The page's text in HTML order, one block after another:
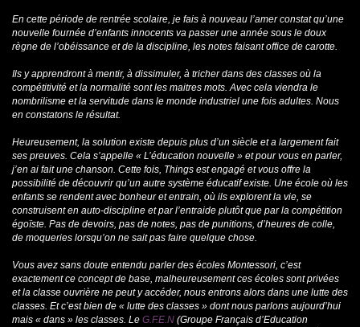
En cette période de rentrée scolaire, je fais à nouveau l’amer constat qu’une
nouvelle fournée d’enfants innocents va passer une année sous le doux
règne de l’obéissance et de la discipline, les notes faisant office de carotte.
Ils y apprendront à mentir, à dissimuler, à tricher dans des classes où la
compétitivité et la normalité sont les maitres mots. Avec cela viendra le
nombrilisme et la servitude dans le monde industriel une fois adultes. Nous
en constatons le résultat.
Heureusement, la solution existe depuis plus d’un siècle et a largement fait
ses preuves. Cela s’appelle « L’éducation nouvelle » et pour vous en parler,
j’en ai fait une chanson. Cette fois, Things est engagé et vous offre la
possibilité de découvrir qu’un autre système éducatif existe. Une école où les
enfants se rendent avec bonheur et entrain, où ils explorent la vie, se
construisent en auto-discipline et par l’entraide plutôt que par la compétition
égoïste. Pas de devoirs, pas de notes, pas de punitions, d’heures de colle,
de moqueries lorsqu’on ne sait pas faire quelque chose.
Vous avez sans doute entendu parler des écoles Montessori, c’est
exactement ce concept de base, malheureusement ces écoles sont privées
et la classe ouvrière ne peut y accéder, nous entrons alors dans une lutte des
classes. Et c’est bien de « lutte des classes » dont nous parlons aujourd’hui
mais « dans » les classes. Le G.F.E.N (Groupe Français d’Education